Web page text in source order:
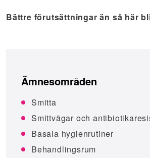
Bättre förutsättningar än så här
Ämnesområden
Smitta
Smittvägar och
Basala hygienrutiner
Behandlingsrum